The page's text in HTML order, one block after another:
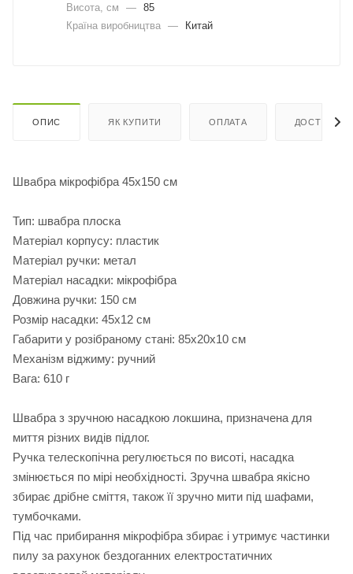
Висота, см
— 85
Країна виробництва — Китай
ОПИС ЯК КУПИТИ ОПЛАТА ДОСТАВКА
Швабра мікрофібра 45х150 см
Тип: швабра плоска
Матеріал корпусу: пластик
Матеріал ручки: метал
Матеріал насадки: мікрофібра
Довжина ручки: 150 см
Розмір насадки: 45х12 см
Габарити у розібраному стані: 85х20х10 см
Механізм віджиму: ручний
Вага: 610 г
Швабра з зручною насадкою локшина, призначена для
миття різних видів підлог.
Ручка телескопічна регулюється по висоті, насадка
змінюється по мірі необхідності. Зручна швабра якісно
збирає дрібне сміття, також її зручно мити під шафами,
тумбочками.
Під час прибирання мікрофібра збирає і утримує частинки
пилу за рахунок бездоганних електростатичних